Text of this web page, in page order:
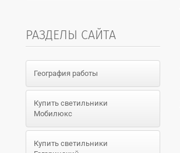
РАЗДЕЛЫ САЙТА
География работы
Купить светильники
Мобилюкс
Купить светильники